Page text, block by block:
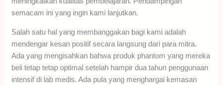
semacam ini yang ingin kami lanjutkan.
Salah satu hal yang membanggakan bagi kami adalah
mendengar kesan positif secara langsung dari para mitra.
Ada yang mengisahkan bahwa produk phantom yang mereka
beli tetap tetap optimal setelah hampir dua tahun penggunaan
intensif di lab medis. Ada pula yang menghargai kemasan